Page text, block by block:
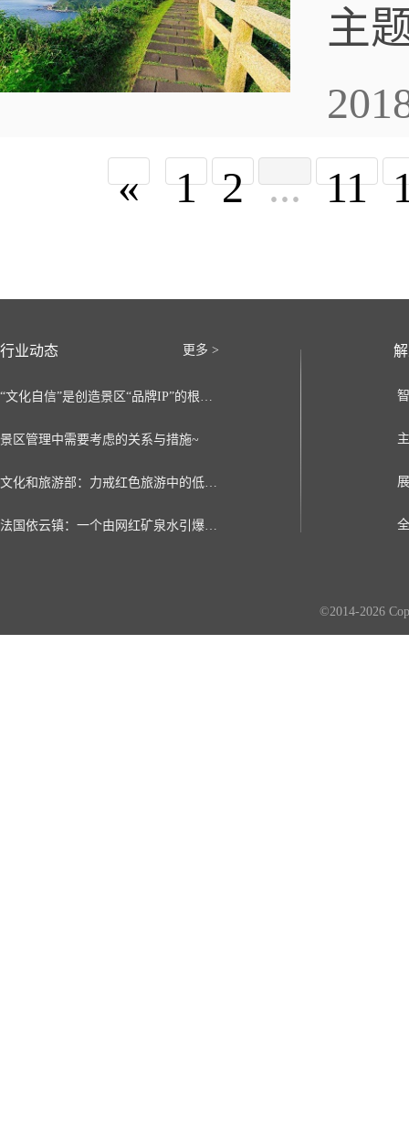
每
分
折
主
观
它
«
1 2 ... 11
行业动态 更多 >
景区管理中需要考虑的关系与措施~
©2014-2026